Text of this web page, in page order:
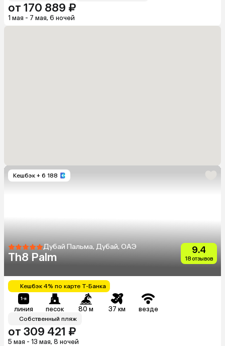
от 170 889 ₽
1 мая - 7 мая, 6 ночей
Кешбэк + 6 188
Дубай Пальма, Дубай, ОАЭ
Th8 Palm
9.4
18 отзывов
Кешбэк 4% по карте Т-Банка
линия песок 80 м 37 км везде
Собственный пляж
от 309 421 ₽
5 мая - 13 мая, 8 ночей